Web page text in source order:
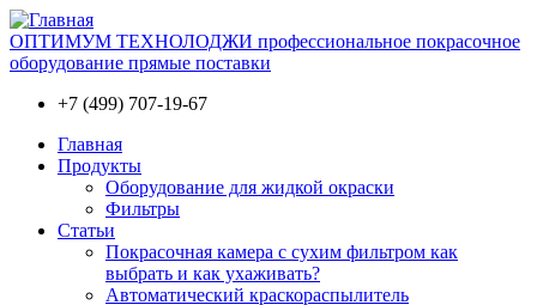
ОПТИМУМ ТЕХНОЛОДЖИ профессиональное покрасочное
оборудование прямые поставки
+7 (499) 707-19-67
Главная
Продукты
Оборудование для жидкой окраски
Фильтры
Статьи
Покрасочная камера с сухим фильтром как
выбрать и как ухаживать?
Автоматический краскораспылитель